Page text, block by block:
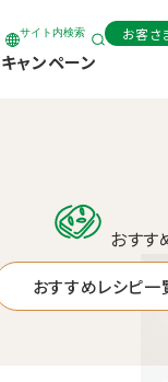
キャンペーン
サイト内検索 お客さ
おすす
おすすめレシピ一